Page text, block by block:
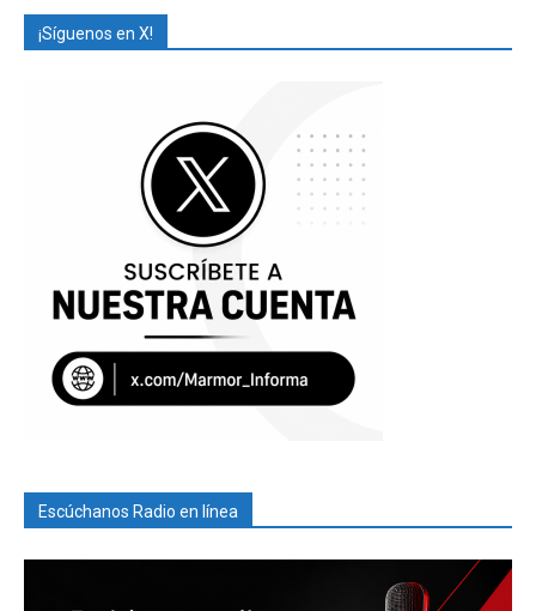
¡Síguenos en X!
Escúchanos Radio en línea